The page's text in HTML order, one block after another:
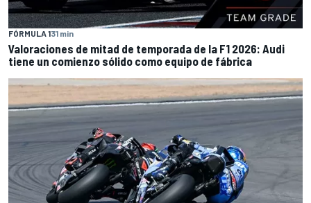
FÓRMULA 131 min
Valoraciones de mitad de temporada de la F1 2026: Audi
tiene un comienzo sólido como equipo de fábrica